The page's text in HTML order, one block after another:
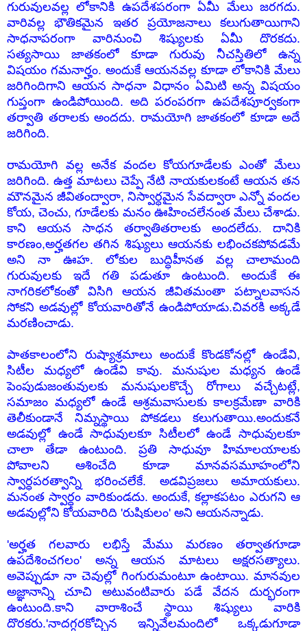
గురువులవల్ల లోకానికి ఉపదేశపరంగా ఏమీ మేలు జరగదు.
వారివల్ల భౌతికమైన ఇతర ప్రయోజనాలు కలుగుతాయిగాని
సాధనాపరంగా వారినుంచి శిష్యులకు ఏమీ దొరకదు.
సత్యసాయి జాతకంలో కూడా గురువు నీచస్తితిలో ఉన్న
విషయం గమనార్హం. అందుకే ఆయనవల్ల కూడా లోకానికి మేలు
జరిగిందిగాని ఆయన సాధనా విధానం ఏమిటి అన్న విషయం
గుప్తంగా ఉండిపోయింది. అది పరంపరగా ఉపదేశపూర్వకంగా
తర్వాతి తరాలకు అందదు. రామయోగి జాతకంలో కూడా అదే
జరిగింది.
రామయోగి వల్ల అనేక వందల కోయగూడేలకు ఎంతో మేలు
జరిగింది. ఉత్త మాటలు చెప్పే నేటి నాయకులకంటే ఆయన తన
మౌనమైన జీవితంద్వారా, నిస్వార్ధమైన సేవద్వారా ఎన్నో వందల
కోయ, చెంచు, గూడేలకు మనం ఊహించలేనంత మేలు చేశాడు.
కాని ఆయన సాధన తర్వాతితరాలకు అందలేదు. దానికి
కారణం,అర్హతగల తగిన శిష్యులు ఆయనకు లభించకపోవడమే
అని నా ఊహ. లోకుల బుద్ధిహీనత వల్ల చాలామంది
గురువులకు ఇదే గతి పడుతూ ఉంటుంది. అందుకే ఈ
నాగరికలోకంతో విసిగి ఆయన జీవితమంతా పట్నాలవాసన
సోకని అడవుల్లో కోయవారితోనే ఉండిపోయాడు.చివరకి అక్కడే
మరణించాడు.
పాతకాలంలోని రుష్యాశ్రమాలు అందుకే కొండకోనల్లో ఉండేవి,
సిటీల మధ్యలో ఉండేవి కావు. మనుషుల మధ్యన ఉండే
పెంపుడుజంతువులకు మనుషులకొచ్చే రోగాలు వచ్చేటట్లే,
సమాజం మధ్యలో ఉండే ఆశ్రమవాసులకు కాలక్రమేణా వారికి
తెలీకుండానే నిమ్నస్థాయి పోకడలు కలుగుతాయి.అందుకనే
అడవుల్లో ఉండే సాధువులకూ సిటీలలో ఉండే సాధువులకూ
చాలా తేడా ఉంటుంది. ప్రతి సాధువూ హిమాలయాలకు
పోవాలని ఆశించేది కూడా మానవసమూహంలోని
స్వార్ధపరత్వాన్ని భరించలేకే. అడవిప్రజలు అమాయకులు.
మనంత స్వార్ధం వారికుండదు. అందుకే, కల్లాకపటం ఎరుగని ఆ
అడవుల్లోని కోయవారిది 'రుషికులం' అని ఆయనన్నాడు.
'అర్హత గలవారు లభిస్తే మేము మరణం తర్వాతగూడా
ఉపదేశించగలం' అన్న ఆయన మాటలు అక్షరసత్యాలు.
అవెప్పుడూ నా చెవుల్లో గింగురుమంటూ ఉంటాయి. మానవుల
అజ్ఞానాన్ని చూచి అటువంటివారు పడే వేదన దుర్భరంగా
ఉంటుంది.కాని వారాశించే స్థాయి శిష్యులు వారికి
దొరకరు.'నాదగ్గరకోచ్చిన ఇన్నివేలమందిలో ఒక్కడుగూడా